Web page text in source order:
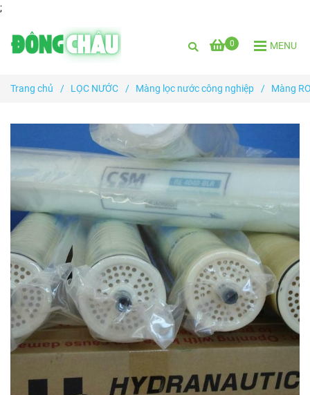
;
0 MENU
Trang chủ / LỌC NƯỚC / Màng lọc nước công nghiệp / Màng